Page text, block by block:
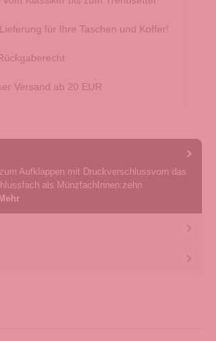
für Ihre Taschen und Koffer!
Versand ab 20 EUR
Aufklappen mit Druckverschlussvorn das
als MünzfachInnen:zehn
Mehr